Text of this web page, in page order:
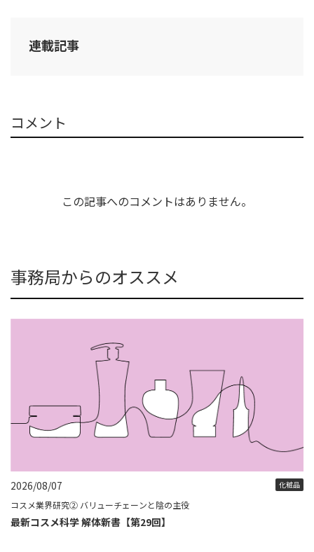
連載記事
コメント
この記事へのコメントはありません。
事務局からのオススメ
2026/08/07 化粧品
コスメ業界研究② バリューチェーンと陰の主役
最新コスメ科学 解体新書【第29回】